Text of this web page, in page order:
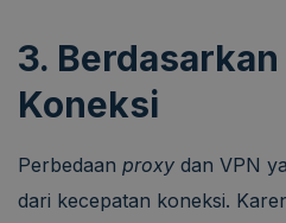
3.
Koneksi
Perbedaan proxy dan VPN
dari kecepatan koneksi.